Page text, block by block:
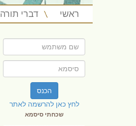
ראשי דברי תורה
הכנס
לחץ כאן להרשמה לאתר
שכחתי סיסמא